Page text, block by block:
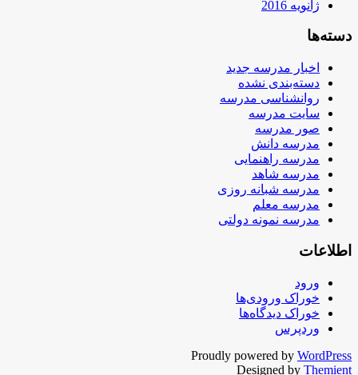
ژانویه 2016
دسته‌ها
اخبار مدرسه جدید
دسته‌بندی نشده
روانشناسی مدرسه
سایت مدرسه
صور مدرسه
مدرسه دانش
مدرسه راهنمایی
مدرسه شاهد
مدرسه شبانه روزی
مدرسه معلم
مدرسه نمونه دولتی
اطلاعات
ورود
خوراک ورودی‌ها
خوراک دیدگاه‌ها
وردپرس
Proudly powered by WordPress
Designed by Themient